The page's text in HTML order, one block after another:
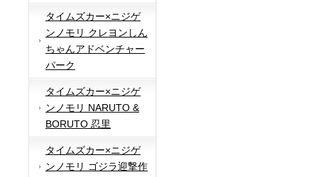
タイムズカー×ニジゲ
ンノモリ クレヨンしん
ちゃんアドベンチャー
パーク
タイムズカー×ニジゲ
ンノモリ NARUTO &
BORUTO 忍里
タイムズカー×ニジゲ
ンノモリ ゴジラ迎撃作